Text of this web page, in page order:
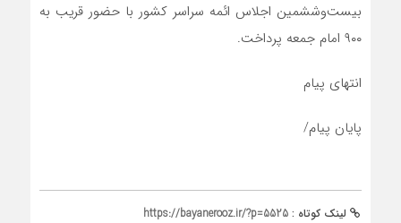
بیست‌وششمین اجلاس ائمه سراسر کشور با حضور قریب به
۹۰۰ امام جمعه پرداخت.
انتهای پیام
پایان پیام/
لینک کوتاه : https://bayanerooz.ir/?p=5525